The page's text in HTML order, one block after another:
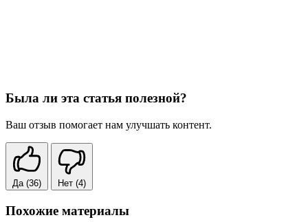
Была ли эта статья полезной?
Ваш отзыв помогает нам улучшать контент.
Да (36) Нет (4)
Похожие материалы